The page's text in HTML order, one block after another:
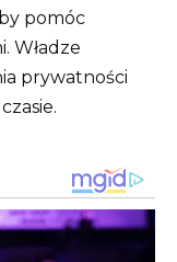
pomóc
Władze
prywatności